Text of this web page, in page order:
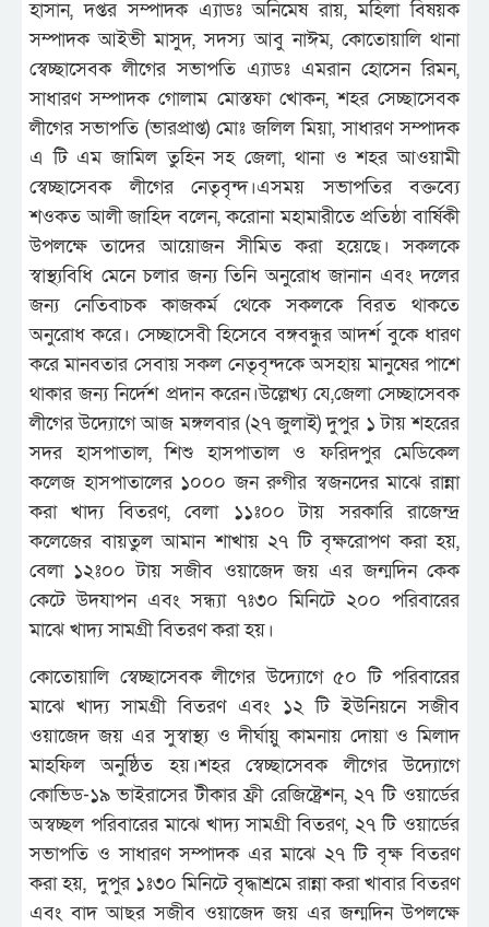
হাসান, দপ্তর সম্পাদক এ্যাডঃ অনিমেষ রায়, মহিলা বিষয়ক
সম্পাদক আইভী মাসুদ, সদস্য আবু নাঈম, কোতোয়ালি থানা
স্বেচ্ছাসেবক লীগের সভাপতি এ্যাডঃ এমরান হোসেন রিমন,
সাধারণ সম্পাদক গোলাম মোস্তফা খোকন, শহর সেচ্ছাসেবক
লীগের সভাপতি (ভারপ্রাপ্ত) মোঃ জলিল মিয়া, সাধারণ সম্পাদক
এ টি এম জামিল তুহিন সহ জেলা, থানা ও শহর আওয়ামী
স্বেচ্ছাসেবক লীগের নেতৃবৃন্দ।এসময় সভাপতির বক্তব্যে
শওকত আলী জাহিদ বলেন, করোনা মহামারীতে প্রতিষ্ঠা বার্ষিকী
উপলক্ষে তাদের আয়োজন সীমিত করা হয়েছে। সকলকে
স্বাস্থ্যবিধি মেনে চলার জন্য তিনি অনুরোধ জানান এবং দলের
জন্য নেতিবাচক কাজকর্ম থেকে সকলকে বিরত থাকতে
অনুরোধ করে। সেচ্ছাসেবী হিসেবে বঙ্গবন্ধুর আদর্শ বুকে ধারণ
করে মানবতার সেবায় সকল নেতৃবৃন্দকে অসহায় মানুষের পাশে
থাকার জন্য নির্দেশ প্রদান করেন।উল্লেখ্য যে,জেলা সেচ্ছাসেবক
লীগের উদ্যোগে আজ মঙ্গলবার (২৭ জুলাই) দুপুর ১ টায় শহরের
সদর হাসপাতাল, শিশু হাসপাতাল ও ফরিদপুর মেডিকেল
কলেজ হাসপাতালের ১০০০ জন রুগীর স্বজনদের মাঝে রান্না
করা খাদ্য বিতরণ, বেলা ১১ঃ০০ টায় সরকারি রাজেন্দ্র
কলেজের বায়তুল আমান শাখায় ২৭ টি বৃক্ষরোপণ করা হয়,
বেলা ১২ঃ০০ টায় সজীব ওয়াজেদ জয় এর জন্মদিন কেক
কেটে উদযাপন এবং সন্ধ্যা ৭ঃ৩০ মিনিটে ২০০ পরিবারের
মাঝে খাদ্য সামগ্রী বিতরণ করা হয়।
কোতোয়ালি স্বেচ্ছাসেবক লীগের উদ্যোগে ৫০ টি পরিবারের
মাঝে খাদ্য সামগ্রী বিতরণ এবং ১২ টি ইউনিয়নে সজীব
ওয়াজেদ জয় এর সুস্বাস্থ্য ও দীর্ঘায়ু কামনায় দোয়া ও মিলাদ
মাহফিল অনুষ্ঠিত হয়।শহর স্বেচ্ছাসেবক লীগের উদ্যোগে
কোভিড-১৯ ভাইরাসের টীকার ফ্রী রেজিষ্ট্রেশন, ২৭ টি ওয়ার্ডের
অস্বচ্ছল পরিবারের মাঝে খাদ্য সামগ্রী বিতরণ, ২৭ টি ওয়ার্ডের
সভাপতি ও সাধারণ সম্পাদক এর মাঝে ২৭ টি বৃক্ষ বিতরণ
করা হয়, দুপুর ১ঃ৩০ মিনিটে বৃদ্ধাশ্রমে রান্না করা খাবার বিতরণ
এবং বাদ আছর সজীব ওয়াজেদ জয় এর জন্মদিন উপলক্ষে